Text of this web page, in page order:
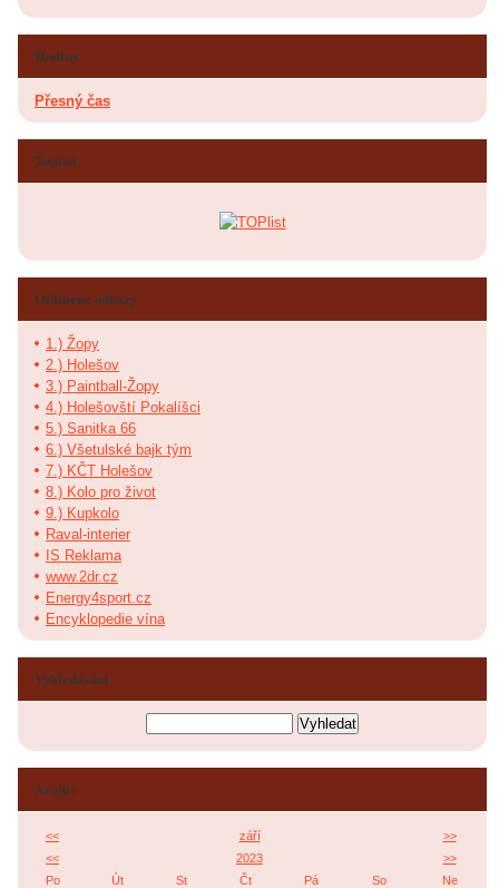
Hodiny
Přesný čas
Toplist
Oblíbené odkazy
1.) Žopy
2.) Holešov
3.) Paintball-Žopy
4.) Holešovští Pokalíšci
5.) Sanitka 66
6.) Všetulské bajk tým
7.) KČT Holešov
8.) Kolo pro život
9.) Kupkolo
Raval-interier
IS Reklama
www.2dr.cz
Energy4sport.cz
Encyklopedie vína
Vyhledávání
Archiv
<< září
>>
<<
2023
>>
Po
Út St Čt Pá So Ne